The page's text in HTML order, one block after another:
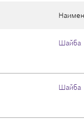
Шайба
Шайба